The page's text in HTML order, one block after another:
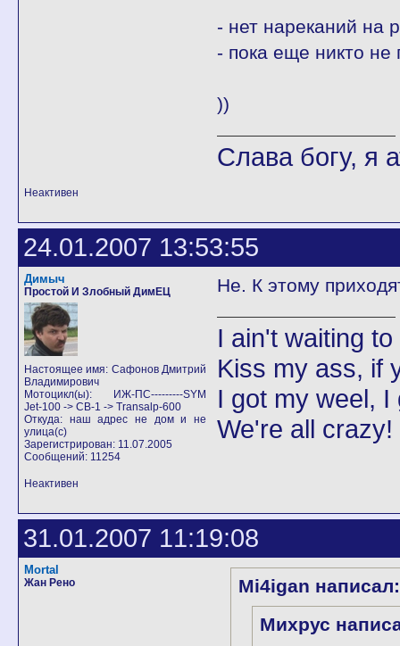
- нет нареканий на
- пока еще никто не
))
Слава богу, я
Неактивен
24.01.2007 13:53:55
Димыч
Простой И Злобный ДимЕЦ
Настоящее имя: Сафонов Дмитрий
Владимирович
Мотоцикл(ы): ИЖ-ПС---------SYM
Jet-100 -> CB-1 -> Transalp-600
Откуда: наш адрес не дом и не
улица(с)
Зарегистрирован: 11.07.2005
Сообщений: 11254
Не. К этому
I ain't waiting
Kiss my ass, if
I got my weel,
We're all
Неактивен
31.01.2007 11:19:08
Mortal
Жан Рено
Mi4igan написал:
Михрус